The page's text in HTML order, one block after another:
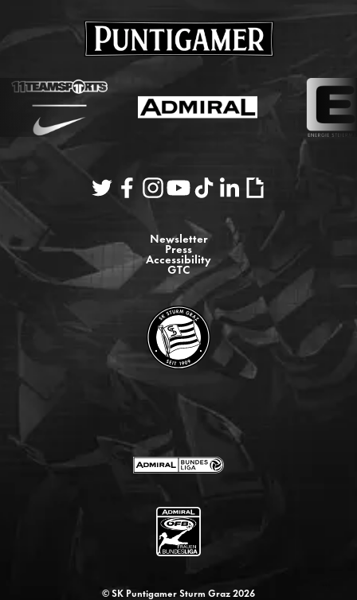
Newsletter
Press
Accessibility
GTC
© SK Puntigamer Sturm Graz 2026